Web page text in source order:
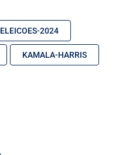
ELEICOES-2024
KAMALA-HARRIS